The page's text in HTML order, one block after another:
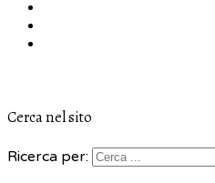
Cerca nel sito
Ricerca per: